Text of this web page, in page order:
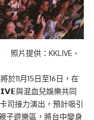
照片提供：KKLIVE、
於11月15日至16日，在
與混血兒娛樂共同
司接力演出，預計吸引
子遊樂區，將台中變身